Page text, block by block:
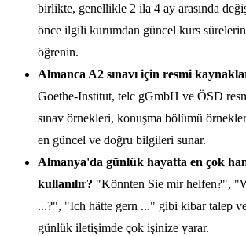
birlikte, genellikle 2 ila 4 ay arasında
önce ilgili kurumdan güncel kurs
öğrenin.
Almanca A2 sınavı için resmi
Goethe-Institut, telc gGmbH ve ÖSD
sınav örnekleri, konuşma bölümü
en güncel ve doğru bilgileri sunar.
Almanya'da günlük hayatta en çok
kullanılır? "Könnten Sie mir helfen?",
...?", "Ich hätte gern ..." gibi kibar talep ve
günlük iletişimde çok işinize yarar.